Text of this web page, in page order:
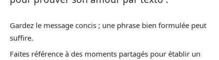
Gardez le message concis ; une phrase bien formulée peut
suffire.
Faites référence à des moments partagés pour établir un